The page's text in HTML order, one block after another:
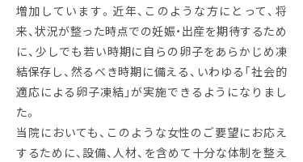
増加しています。近年、このような方にとって、将
来、状況が整った時点での妊娠・出産を期待するため
に、少しでも若い時期に自らの卵子をあらかじめ凍
結保存し、然るべき時期に備える、いわゆる「社会的
適応による卵子凍結」が実施できるようになりまし
た。
当院においても、このような女性のご要望にお応え
するために、設備、人材、を含めて十分な体制を整え